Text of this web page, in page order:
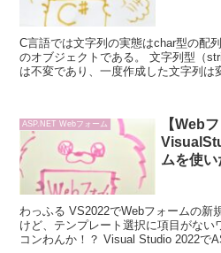
C言語では文字列の実態はchar型の配
のオブジェクトである。 文字列型（string)は参照型である。 文字列
は不変であり、一度作成した文字列は
ASP.NET Webフォーム
【Web
ムを使
わっふる VS2022でWebフォームの新
けど、テンプレート選択に項目がない
コンわんか！？ Visual Studio 2022でASP.NET Webフォームを使う